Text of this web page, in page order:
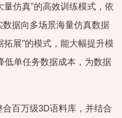
仿真”的高效训练模式，依
据向多场景海量仿真数据
展”的模式，能大幅提升模
低单任务数据成本，为数据
百万级3D语料库，并结合